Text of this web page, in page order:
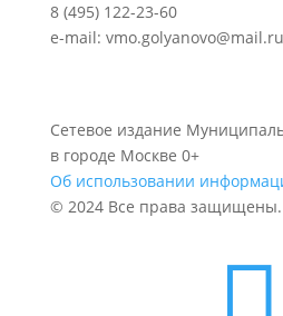
8 (495) 122-23-60
e-mail: vmo.golyanovo@mail.ru
Сетевое издание
в городе Москве 0+
Об использовании
© 2024 Все права защищены.